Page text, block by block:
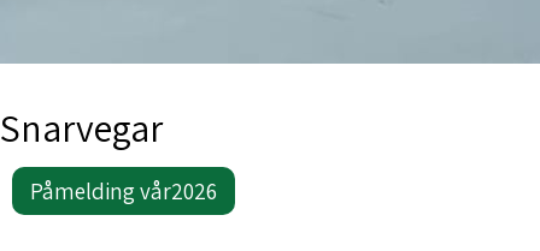
Snarvegar
Påmelding vår2026